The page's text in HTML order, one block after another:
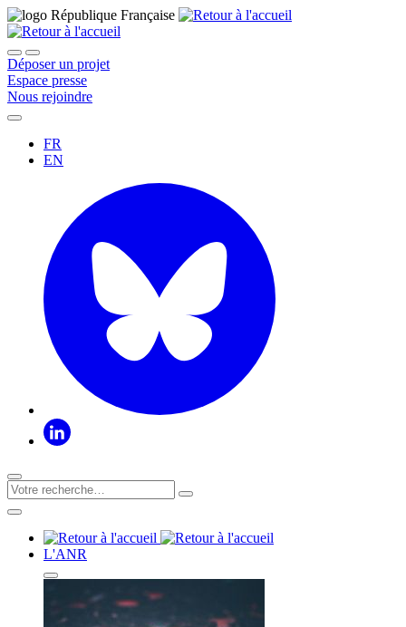
Déposer un projet
Espace presse
Nous rejoindre
FR
EN
L'ANR